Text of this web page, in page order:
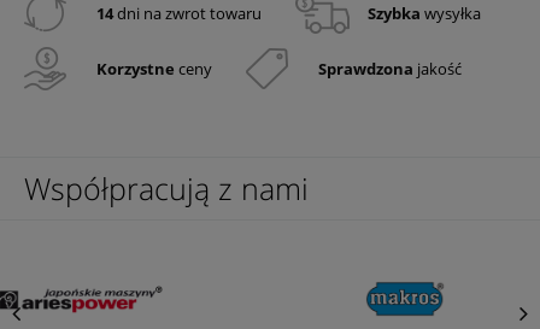
14dni na zwrot towaru Szybka wysyłka
Korzystne ceny Sprawdzona jakość
Współpracują z nami